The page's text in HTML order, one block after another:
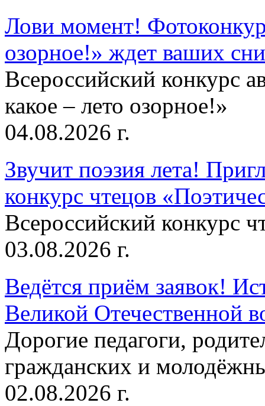
Лови момент!
озорное!» ждет ваших
Всероссийский конкурс
какое – лето озорное!»
04.08.2026 г.
Звучит поэзия лета!
конкурс чтецов
Всероссийский конкурс
03.08.2026 г.
Ведётся приём заявок!
Великой Отечественной
Дорогие педагоги,
гражданских и
02.08.2026 г.